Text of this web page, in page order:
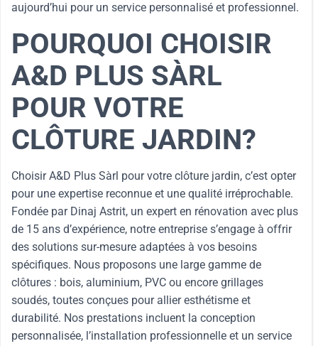
aujourd’hui pour un service personnalisé et professionnel.
POURQUOI CHOISIR
A&D PLUS SÀRL
POUR VOTRE
CLÔTURE JARDIN?
Choisir A&D Plus Sàrl pour votre clôture jardin, c’est opter
pour une expertise reconnue et une qualité irréprochable.
Fondée par Dinaj Astrit, un expert en rénovation avec plus
de 15 ans d’expérience, notre entreprise s’engage à offrir
des solutions sur-mesure adaptées à vos besoins
spécifiques. Nous proposons une large gamme de
clôtures : bois, aluminium, PVC ou encore grillages
soudés, toutes conçues pour allier esthétisme et
durabilité. Nos prestations incluent la conception
personnalisée, l’installation professionnelle et un service